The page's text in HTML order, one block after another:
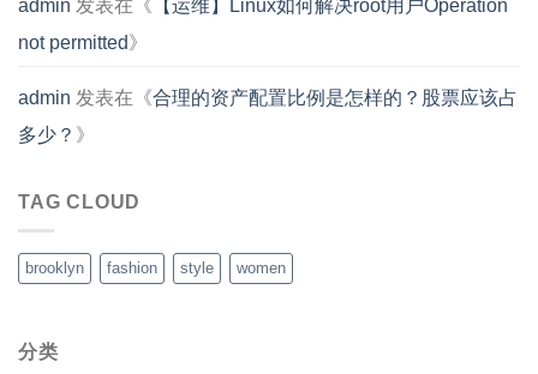
admin 发表在《 【运维】Linux如何解决root用户Operation
not permitted》
admin 发表在《合理的资产配置比例是怎样的？股票应该占
多少？ 》
TAG CLOUD
brooklyn fashion style women
分类